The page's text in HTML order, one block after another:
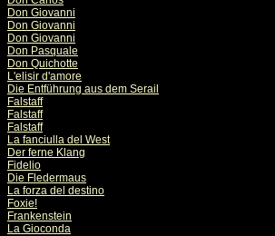
Don Giovanni
Don Giovanni
Don Giovanni
Don Pasquale
Don Quichotte
L'elisir d'amore
Die Entführung aus dem Serail
Falstaff
Falstaff
Falstaff
La fanciulla del West
Der ferne Klang
Fidelio
Die Fledermaus
La forza del destino
Foxie!
Frankenstein
La Gioconda